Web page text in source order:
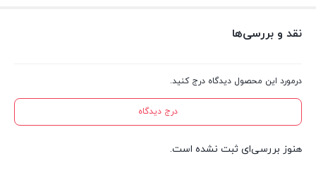
نقد و بررسی‌ها
درمورد این محصول دیدگاه درج کنید.
درج دیدگاه
هنوز بررسی‌ای ثبت نشده است.